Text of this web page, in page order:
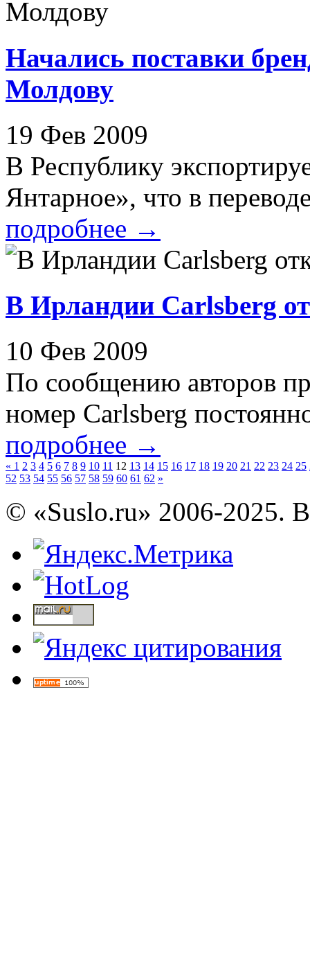
Начались поставки
Молдову
19 Фев 2009
В Республику
Янтарное», что в
подробнее →
В Ирландии Carlsberg
10 Фев 2009
По сообщению авторов
номер Carlsberg
подробнее →
« 1 2 3 4 5 6 7 8 9 10 11 12 13 14 15 16 17 18 19 20 21 22 23 24 25
52 53 54 55 56 57 58 59 60 61 62 »
© «Suslo.ru» 2006-2025.